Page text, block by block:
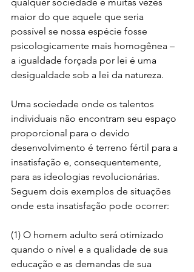
maior do que aquele que seria
possível se nossa espécie fosse
psicologicamente mais homogênea –
a igualdade forçada por lei é uma
desigualdade sob a lei da natureza.
Uma sociedade onde os talentos
individuais não encontram seu espaço
proporcional para o devido
desenvolvimento é terreno fértil para a
insatisfação e, consequentemente,
para as ideologias revolucionárias.
Seguem dois exemplos de situações
onde esta insatisfação pode ocorrer:
(1) O homem adulto será otimizado
quando o nível e a qualidade de sua
educação e as demandas de sua